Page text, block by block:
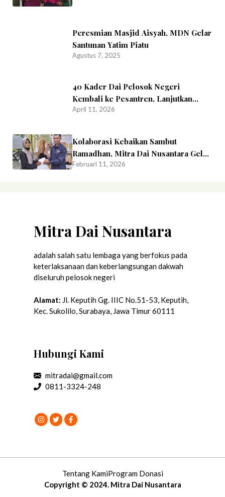
Peresmian Masjid Aisyah, MDN Gelar
Santunan Yatim Piatu
Agustus 7, 2025
40 Kader Dai Pelosok Negeri
Kembali ke Pesantren, Lanjutkan
Perjuangan Menuntut Ilmu dan
April 11, 2026
Kolaborasi Kebaikan Sambut
Ramadhan, Mitra Dai Nusantara Gelar
Baksos Bersama Az-Zahra, Mushida,
Februari 11, 2026
Mitra Dai Nusantara
adalah salah satu lembaga yang berfokus pada
keterlaksanaan dan keberlangsungan dakwah
diseluruh pelosok negeri
Alamat: Jl. Keputih Gg. IIIC No.51-53, Keputih,
Kec. Sukolilo, Surabaya, Jawa Timur 60111
Hubungi Kami
mitradai@gmail.com
0811-3324-248
Copyright © 2024. Mitra Dai Nusantara
Tentang KamiProgram Donasi